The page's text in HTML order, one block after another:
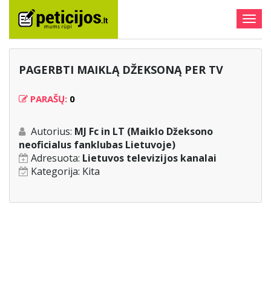
PAGERBTI MAIKLĄ DŽEKSONĄ PER TV
PARAŠŲ: 0
Autorius: MJ Fc in LT (Maiklo Džeksono
neoficialus fanklubas Lietuvoje)
Adresuota: Lietuvos televizijos kanalai
Kategorija: Kita